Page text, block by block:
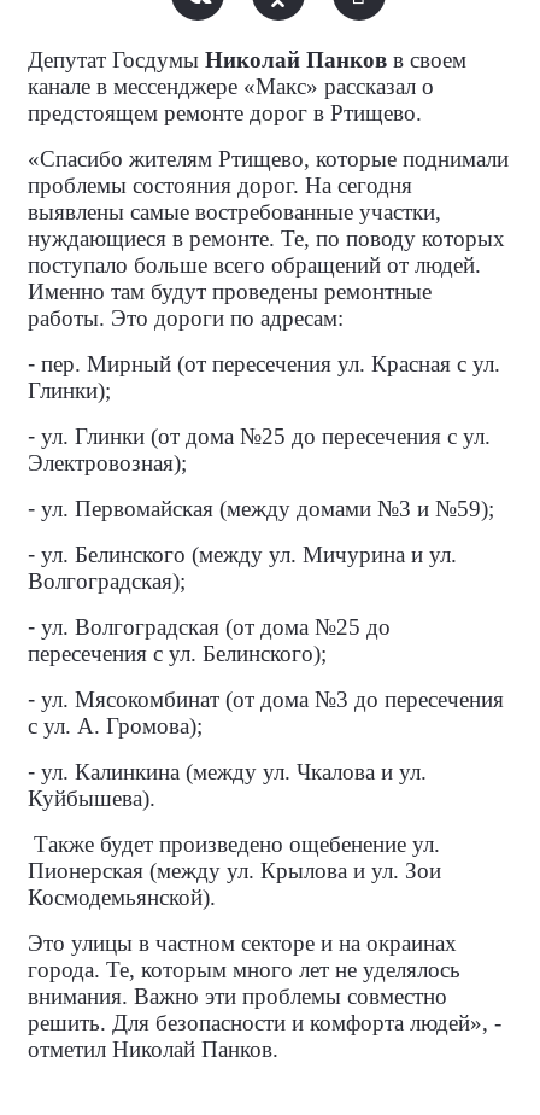
Депутат Госдумы Николай Панков в своем
канале в мессенджере «Макс» рассказал о
предстоящем ремонте дорог в Ртищево.
«Спасибо жителям Ртищево, которые поднимали
проблемы состояния дорог. На сегодня
выявлены самые востребованные участки,
нуждающиеся в ремонте. Те, по поводу которых
поступало больше всего обращений от людей.
Именно там будут проведены ремонтные
работы. Это дороги по адресам:
- пер. Мирный (от пересечения ул. Красная с ул.
Глинки);
- ул. Глинки (от дома №25 до пересечения с ул.
Электровозная);
- ул. Первомайская (между домами №3 и №59);
- ул. Белинского (между ул. Мичурина и ул.
Волгоградская);
- ул. Волгоградская (от дома №25 до
пересечения с ул. Белинского);
- ул. Мясокомбинат (от дома №3 до пересечения
с ул. А. Громова);
- ул. Калинкина (между ул. Чкалова и ул.
Куйбышева).
Также будет произведено ощебенение ул.
Пионерская (между ул. Крылова и ул. Зои
Космодемьянской).
Это улицы в частном секторе и на окраинах
города. Те, которым много лет не уделялось
внимания. Важно эти проблемы совместно
решить. Для безопасности и комфорта людей», -
отметил Николай Панков.